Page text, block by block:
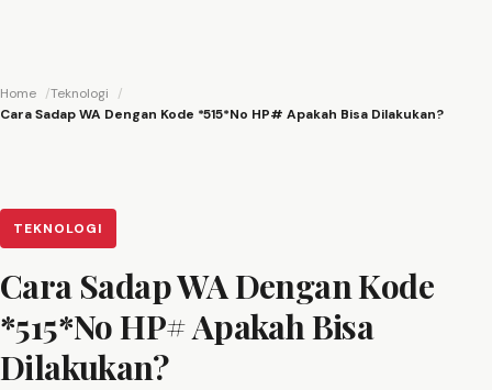
Home
Teknologi
Cara Sadap WA Dengan Kode *515*No HP# Apakah Bisa Dilakukan?
TEKNOLOGI
Cara Sadap WA Dengan Kode
*515*No HP# Apakah Bisa
Dilakukan?